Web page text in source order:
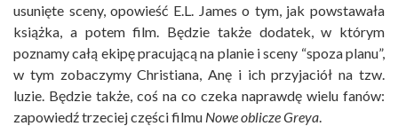
usunięte sceny, opowieść E.L. James o tym, jak powstawała
książka, a potem film. Będzie także dodatek, w którym
poznamy całą ekipę pracującą na planie i sceny “spoza planu”,
w tym zobaczymy Christiana, Anę i ich przyjaciół na tzw.
luzie. Będzie także, coś na co czeka naprawdę wielu fanów:
zapowiedź trzeciej części filmu Nowe oblicze Greya